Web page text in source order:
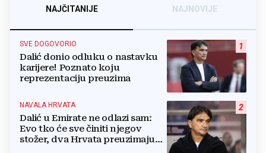
NAJČITANIJE NAJNOVIJE
1
SVE DOGOVORIO
Dalić donio odluku o nastavku
karijere! Poznato koju
reprezentaciju preuzima
2
NAVALA HRVATA
Dalić u Emirate ne odlazi sam:
Evo tko će sve činiti njegov
stožer, dva Hrvata preuzimaju